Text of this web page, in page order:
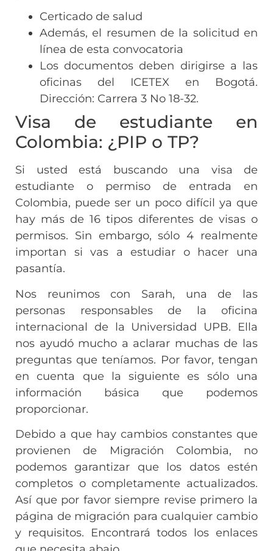
Certicado de salud
Además, el resumen de la solicitud en
línea de esta convocatoria
Los documentos deben dirigirse a las
oficinas del ICETEX en Bogotá.
Dirección: Carrera 3 No 18-32.
Visa de estudiante en
Colombia: ¿PIP o TP?
Si usted está buscando una visa de
estudiante o permiso de entrada en
Colombia, puede ser un poco difícil ya que
hay más de 16 tipos diferentes de visas o
permisos. Sin embargo, sólo 4 realmente
importan si vas a estudiar o hacer una
pasantía.
Nos reunimos con Sarah, una de las
personas responsables de la oficina
internacional de la Universidad UPB. Ella
nos ayudó mucho a aclarar muchas de las
preguntas que teníamos. Por favor, tengan
en cuenta que la siguiente es sólo una
información básica que podemos
proporcionar.
Debido a que hay cambios constantes que
provienen de Migración Colombia, no
podemos garantizar que los datos estén
completos o completamente actualizados.
Así que por favor siempre revise primero la
página de migración para cualquier cambio
y requisitos. Encontrará todos los enlaces